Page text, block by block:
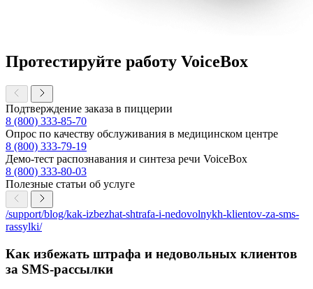
Протестируйте работу VoiceBox
Подтверждение заказа в пиццерии
8 (800) 333-85-70
Опрос по качеству обслуживания в медицинском центре
8 (800) 333-79-19
Демо-тест распознавания и синтеза речи VoiceBox
8 (800) 333-80-03
Полезные статьи об услуге
/support/blog/kak-izbezhat-shtrafa-i-nedovolnykh-klientov-za-sms-
rassylki/
Как избежать штрафа и недовольных клиентов
за SMS-рассылки